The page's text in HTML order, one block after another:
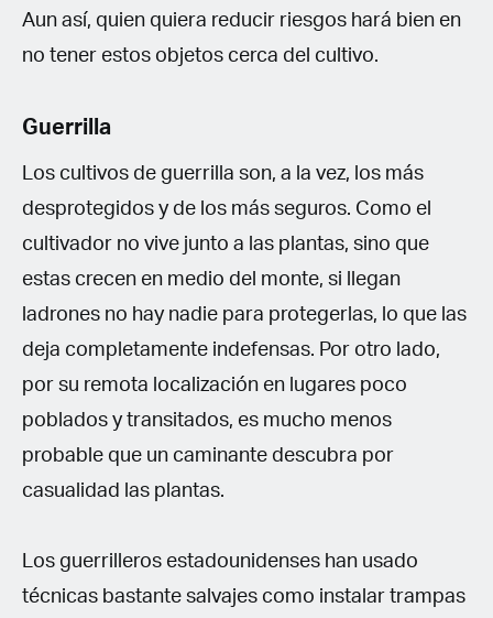
Aun así, quien quiera reducir riesgos hará bien en
no tener estos objetos cerca del cultivo.
Guerrilla
Los cultivos de guerrilla son, a la vez, los más
desprotegidos y de los más seguros. Como el
cultivador no vive junto a las plantas, sino que
estas crecen en medio del monte, si llegan
ladrones no hay nadie para protegerlas, lo que las
deja completamente indefensas. Por otro lado,
por su remota localización en lugares poco
poblados y transitados, es mucho menos
probable que un caminante descubra por
casualidad las plantas.
Los guerrilleros estadounidenses han usado
técnicas bastante salvajes como instalar trampas